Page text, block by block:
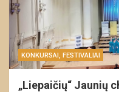
KONKURSAI, FESTIVALIAI
„Liepaičių“ Jaunių